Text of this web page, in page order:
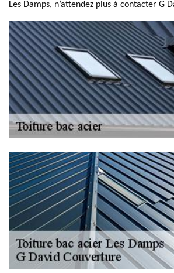
Les Damps, n’attendez plus à contacter G